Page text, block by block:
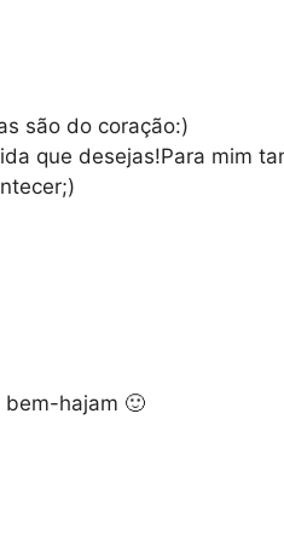
são do coração:)
que desejas!Para mim
hajam 🙂